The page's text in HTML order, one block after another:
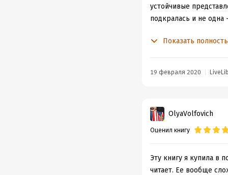
устойчивые
подкралась и не
Про сказки
очень много
этнографов —
сожалению, автор,
Сказка вещь
волшебных, не так
Показать
19 февраля 2020 LiveLib
OlyaVolfovich
Оценил книгу
Эту книгу я купила в
читает. Ее вообще